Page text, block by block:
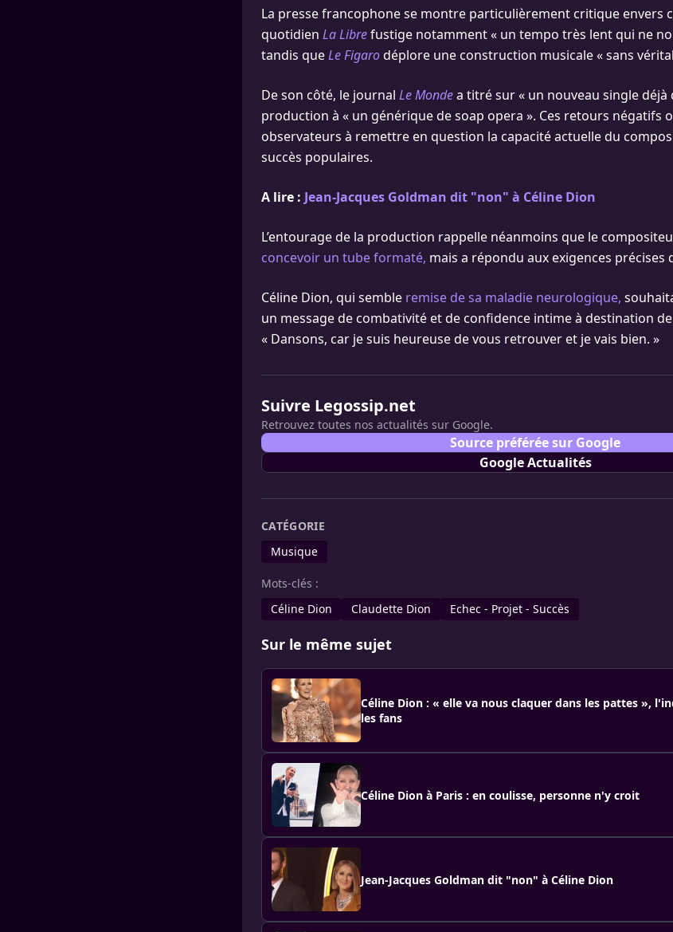
La presse francophone se montre particulièrement critique envers
quotidien La Librefustige notamment « un tempo très lent qui ne
tandis queLe Figarodéplore une construction musicale « sans
De son côté, le journal Le Mondea titré sur « un nouveau single déjà
production à « un générique de soap opera ». Ces retours négatifs
observateurs à remettre en question la capacité actuelle du
succès populaires.
A lire : Jean-Jacques Goldman dit "non" à Céline Dion
L’entourage de la production rappelle néanmoins que le
concevoir un tube formaté, mais a répondu aux exigences précises
Céline Dion, qui semble remise de sa maladie neurologique,
un message de combativité et de confidence intime à destination
« Dansons, car je suis heureuse de vous retrouver et je vais bien. »
Suivre Legossip.net
Retrouvez toutes nos actualités sur Google.
Source préférée sur Google
Google Actualités
CATÉGORIE
Musique
Mots-clés :
Céline Dion
Claudette Dion Echec - Projet - Succès
Sur le même sujet
Céline Dion : « elle va nous claquer dans les pattes »,
les fans
Céline Dion à Paris : en coulisse, personne n'y croit
Jean-Jacques Goldman dit "non" à Céline Dion